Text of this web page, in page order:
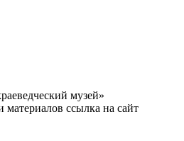
музей»
ссылка на сайт